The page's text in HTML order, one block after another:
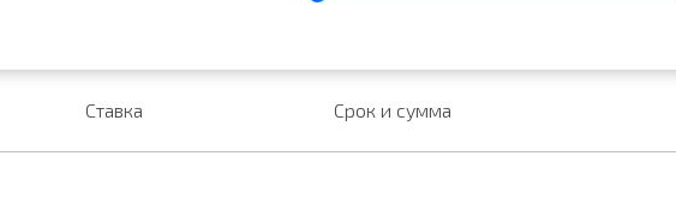
Ставка Срок и сумма